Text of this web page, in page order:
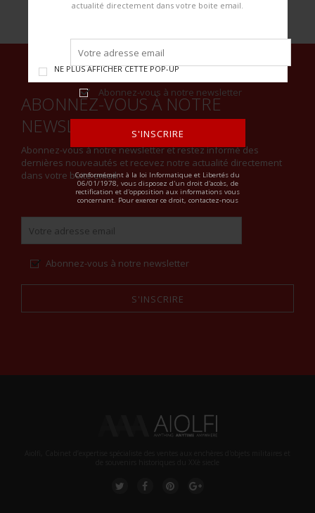
actualité directement dans votre boite email.
Abonnez-vous à notre newsletter
S'INSCRIRE
ALTERNATIVE:
Conformément à la loi Informatique et Libertés du
06/01/1978, vous disposez d'un droit d'accès, de
rectification et d'opposition aux informations vous
concernant. Pour exercer ce droit, contactez-nous
NE PLUS AFFICHER CETTE POP-UP
ABONNEZ-VOUS À NOTRE
NEWSLETTER
Abonnez-vous à notre newsletter et restez informé des
dernières nouveautés et recevez notre actualité directement
dans votre boite email.
Abonnez-vous à notre newsletter
S'INSCRIRE